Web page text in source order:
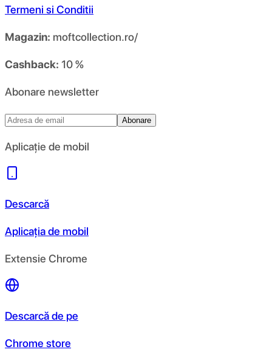
Termeni si Conditii
Magazin: moftcollection.ro/
Cashback: 10 %
Abonare newsletter
Abonare
Aplicație de mobil
Descarcă
Aplicația de mobil
Extensie Chrome
Descarcă de pe
Chrome store